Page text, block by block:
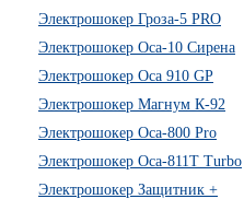
Электрошокер Гроза-5 PRO
Электрошокер Оса-10 Сирена
Электрошокер Оса 910 GP
Электрошокер Магнум К-92
Электрошокер Оса-800 Pro
Электрошокер Оса-811Т Turbo
Электрошокер Защитник +